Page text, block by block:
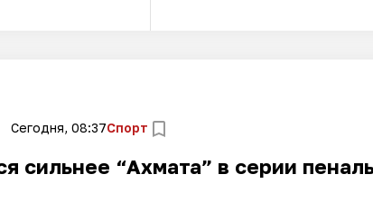
Сегодня, 08:37Спорт
сильнее “Ахмата” в серии